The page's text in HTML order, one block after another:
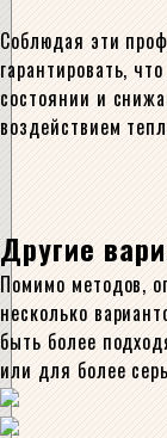
Соблюдая эти
гарантировать,
состоянии и
воздействием
Другие
Помимо методов,
несколько
быть более
или для более